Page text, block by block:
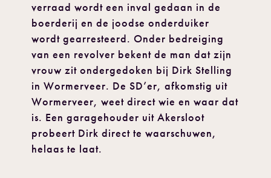
verraad wordt een inval gedaan in de
boerderij en de joodse onderduiker
wordt gearresteerd. Onder bedreiging
van een revolver bekent de man dat zijn
vrouw zit ondergedoken bij Dirk Stelling
in Wormerveer. De SD’er, afkomstig uit
Wormerveer, weet direct wie en waar dat
is. Een garagehouder uit Akersloot
probeert Dirk direct te waarschuwen,
helaas te laat.